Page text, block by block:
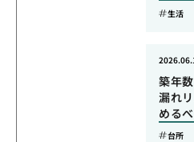
生活
築年
漏れ
める
台所